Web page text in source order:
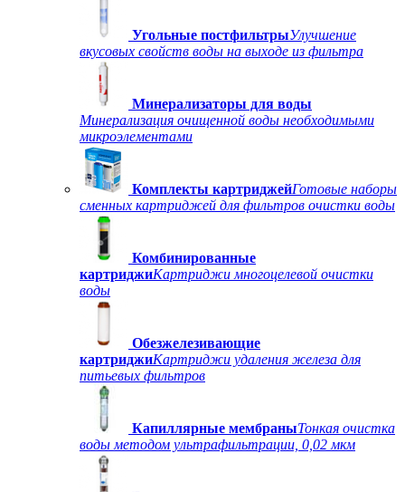
Угольные постфильтрыУлучшение
вкусовых свойств воды на выходе из фильтра
Минерализаторы для воды
Минерализация очищенной воды необходимыми
микроэлементами
Комплекты картриджейГотовые наборы
сменных картриджей для фильтров очистки воды
Комбинированные
картриджиКартриджи многоцелевой очистки
воды
Обезжелезивающие
картриджиКартриджи удаления железа для
питьевых фильтров
Капиллярные мембраныТонкая очистка
воды методом ультрафильтрации, 0,02 мкм